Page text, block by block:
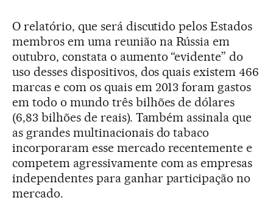
O relatório, que será discutido pelos Estados
membros em uma reunião na Rússia em
outubro, constata o aumento “evidente” do
uso desses dispositivos, dos quais existem 466
marcas e com os quais em 2013 foram gastos
em todo o mundo três bilhões de dólares
(6,83 bilhões de reais). Também assinala que
as grandes multinacionais do tabaco
incorporaram esse mercado recentemente e
competem agressivamente com as empresas
independentes para ganhar participação no
mercado.